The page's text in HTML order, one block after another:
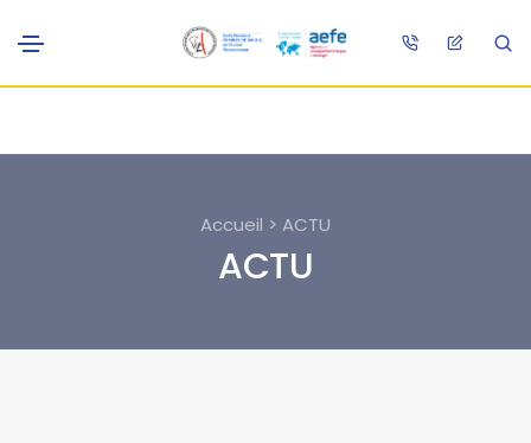
Accueil > ACTU
ACTU